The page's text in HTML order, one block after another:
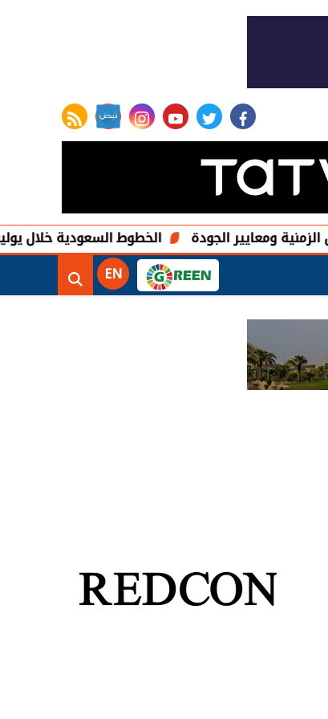
facebook
twitter
youtube
instagram
rss feed
الخطوط السعودية خلال يوليو.. انضباط بنسبة 87.24% وتشغيل
الجودة
EN